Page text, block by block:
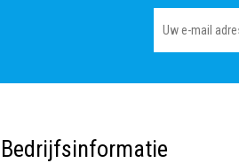
Bedrijfsinformatie